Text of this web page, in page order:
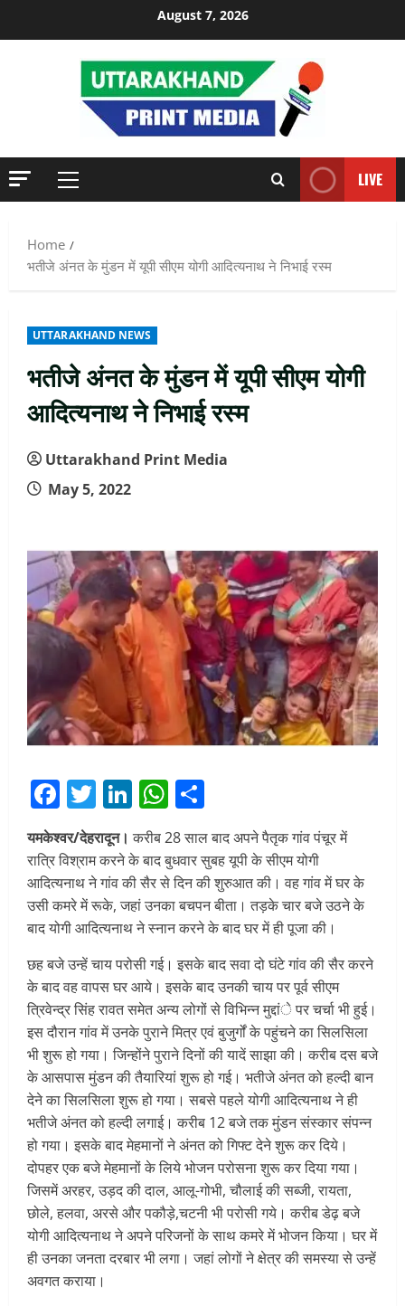
August 7, 2026
Primary
LIVE
Home
भतीजे अंनत के मुंडन में यूपी सीएम योगी आदित्यनाथ ने निभाई रस्म
UTTARAKHAND NEWS
भतीजे अंनत के मुंडन में यूपी सीएम योगी
आदित्यनाथ ने निभाई रस्म
Uttarakhand Print Media
May 5, 2022
Facebook
Twitter
LinkedIn
WhatsApp
यमकेश्वर/देहरादून। करीब 28 साल बाद अपने पैतृक गांव पंचूर में
रात्रि विश्राम करने के बाद बुधवार सुबह यूपी के सीएम योगी
आदित्यनाथ ने गांव की सैर से दिन की शुरुआत की। वह गांव में घर के
उसी कमरे में रूके, जहां उनका बचपन बीता। तड़के चार बजे उठने के
बाद योगी आदित्यनाथ ने स्नान करने के बाद घर में ही पूजा की।
छह बजे उन्हें चाय परोसी गई। इसके बाद सवा दो घंटे गांव की सैर करने
के बाद वह वापस घर आये। इसके बाद उनकी चाय पर पूर्व सीएम
त्रिवेन्द्र सिंह रावत समेत अन्य लोगों से विभिन्न मुद्दांे पर चर्चा भी हुई।
इस दौरान गांव में उनके पुराने मित्र एवं बुजुर्गों के पहुंचने का सिलसिला
भी शुरू हो गया। जिन्होंने पुराने दिनों की यादें साझा की। करीब दस बजे
के आसपास मुंडन की तैयारियां शुरू हो गई। भतीजे अंनत को हल्दी बान
देने का सिलसिला शुरू हो गया। सबसे पहले योगी आदित्यनाथ ने ही
भतीजे अंनत को हल्दी लगाई। करीब 12 बजे तक मुंडन संस्कार संपन्न
हो गया। इसके बाद मेहमानों ने अंनत को गिफ्ट देने शुरू कर दिये।
दोपहर एक बजे मेहमानों के लिये भोजन परोसना शुरू कर दिया गया।
जिसमें अरहर, उड़द की दाल, आलू-गोभी, चौलाई की सब्जी, रायता,
छोले, हलवा, अरसे और पकौड़े,चटनी भी परोसी गये। करीब डेढ़ बजे
योगी आदित्यनाथ ने अपने परिजनों के साथ कमरे में भोजन किया। घर में
ही उनका जनता दरबार भी लगा। जहां लोगों ने क्षेत्र की समस्या से उन्हें
अवगत कराया।